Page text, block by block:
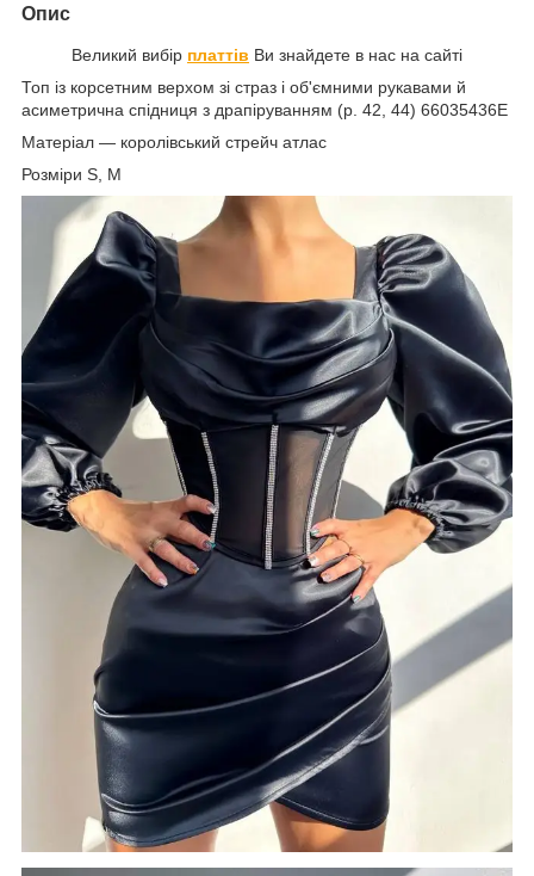
Опис
Великий вибір платтів Ви знайдете в нас на сайті
Топ із корсетним верхом зі страз і об'ємними рукавами й
асиметрична спідниця з драпіруванням (р. 42, 44) 66035436Е
Матеріал — королівський стрейч атлас
Розміри S, M